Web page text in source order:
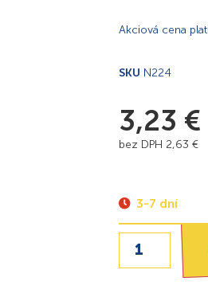
Akciová cena
SKU N224
3,23 €
bez DPH 2,63 €
3-7 dní